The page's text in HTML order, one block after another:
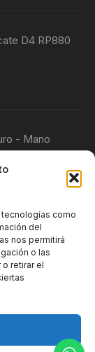
como
del
nos permitirá
o las
retirar el
D4 RP880
- Mano
- Mano